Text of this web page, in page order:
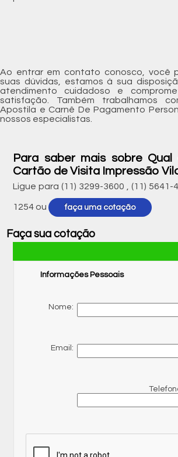
Ao entrar em contato conosco, você
suas dúvidas, estamos à sua
atendimento cuidadoso e
satisfação. Também trabalhamos
Apostila e Carnê De Pagamento
nossos especialistas.
Para saber mais sobre
Cartão de Visita Impressão
Ligue para (11) 3299-3600 ,(11) 5641-
1254 ou faça uma cotação
Faça sua cotação
Informações Pessoais
Nome:
Email: